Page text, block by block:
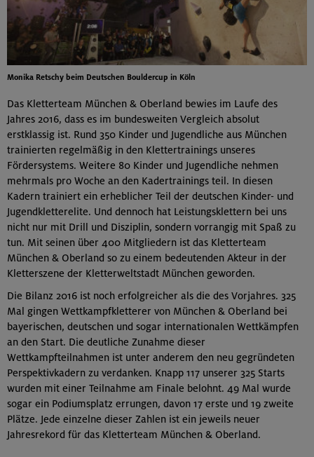
Monika Retschy beim Deutschen Bouldercup in Köln
Das Kletterteam München & Oberland bewies im Laufe des
Jahres 2016, dass es im bundesweiten Vergleich absolut
erstklassig ist. Rund 350 Kinder und Jugendliche aus München
trainierten regelmäßig in den Klettertrainings unseres
Fördersystems. Weitere 80 Kinder und Jugendliche nehmen
mehrmals pro Woche an den Kadertrainings teil. In diesen
Kadern trainiert ein erheblicher Teil der deutschen Kinder- und
Jugendkletterelite. Und dennoch hat Leistungsklettern bei uns
nicht nur mit Drill und Disziplin, sondern vorrangig mit Spaß zu
tun. Mit seinen über 400 Mitgliedern ist das Kletterteam
München & Oberland so zu einem bedeutenden Akteur in der
Kletterszene der Kletterweltstadt München geworden.
Die Bilanz 2016 ist noch erfolgreicher als die des Vorjahres. 325
Mal gingen Wettkampfkletterer von München & Oberland bei
bayerischen, deutschen und sogar internationalen Wettkämpfen
an den Start. Die deutliche Zunahme dieser
Wettkampfteilnahmen ist unter anderem den neu gegründeten
Perspektivkadern zu verdanken. Knapp 117 unserer 325 Starts
wurden mit einer Teilnahme am Finale belohnt. 49 Mal wurde
sogar ein Podiumsplatz errungen, davon 17 erste und 19 zweite
Plätze. Jede einzelne dieser Zahlen ist ein jeweils neuer
Jahresrekord für das Kletterteam München & Oberland.